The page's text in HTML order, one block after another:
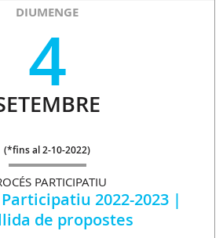
DIUMENGE
4
(*fins al 2-10-2022)
PARTICIPATIU
2022-2023 |
de propostes